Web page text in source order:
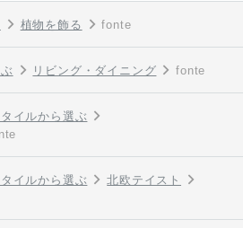
植物を飾る fonte
リビング・ダイニング fonte
イルから選ぶ
イルから選ぶ
北欧テイスト